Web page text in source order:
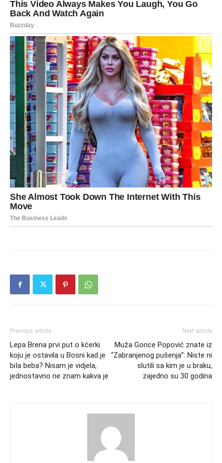
Previous article
Lepa Brena prvi put o kćerki
koju je ostavila u Bosni kad je
biIa beba? Nisam je vidjela,
jednostavno ne znam kakva je
Next article
Muža Gorice Popović znate iz
“Zabranjenog pušenja”: Niste ni
slutili sa kim je u braku,
zajedno su 30 godina